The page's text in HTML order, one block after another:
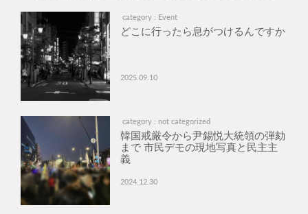
category : Event
どこに行ったら息がつけるんですか
2025.09.10
category : not categorized
韓国戒厳令から尹錫悦大統領の弾劾
まで 市民デモの現地写真と民主主
義
2024.12.30